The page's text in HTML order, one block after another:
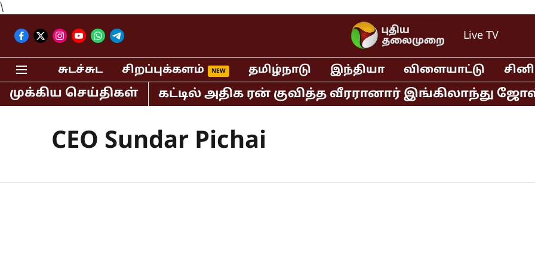
\
Live TV
சுடச்சுட சிறப்புக்களம் தமிழ்நாடு இந்தியா விளையாட்டு
முக்கிய செய்திகள்
டி20 கிரிக்கெட்டில் அதிக ரன் குவித்த வீரரானார் இங்கிலாந்து ஜோஸ்
CEO Sundar Pichai